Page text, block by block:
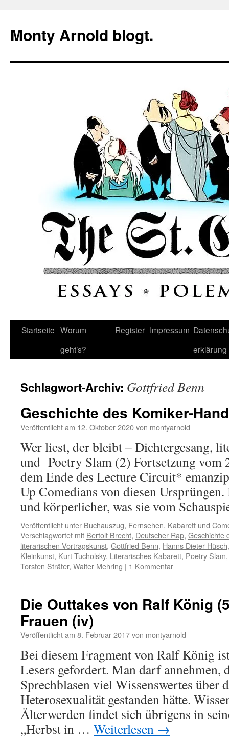
springen
Monty Arnold blogt.
Startseite Worum
geht’s?
Register Impressum
erklärung
Schlagwort-Archiv: Gottfried Benn
Geschichte des Komiker-
Veröffentlicht am 12. Oktober 2020von montyarnold
Wer liest, der bleibt – Dichtergesang,
und Poetry Slam (2) Fortsetzung vom
dem Ende des Lecture Circuit*
Up Comedians von diesen
und körperlicher, was sie vom
Veröffentlicht unter Buchauszug, Fernsehen, Kabarett und
Verschlagwortet mit Bertolt Brecht, Deutscher Rap, Geschichte
literarischen Vortragskunst, Gottfried Benn, Hanns Dieter Hüsch
Kleinkunst, Kurt Tucholsky, Literarisches Kabarett, Poetry Slam
Torsten Sträter, Walter Mehring | 1 Kommentar
Die Outtakes von Ralf König
Frauen (iv)
Veröffentlicht am 8. Februar 2017von montyarnold
Bei diesem Fragment von Ralf König
Lesers gefordert. Man darf annehmen,
Sprechblasen viel Wissenswertes über
Heterosexualität gestanden hätte.
Älterwerden findet sich übrigens in
„Herbst in … Weiterlesen →